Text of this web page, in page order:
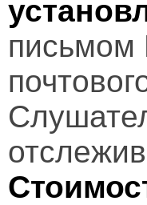
письмом